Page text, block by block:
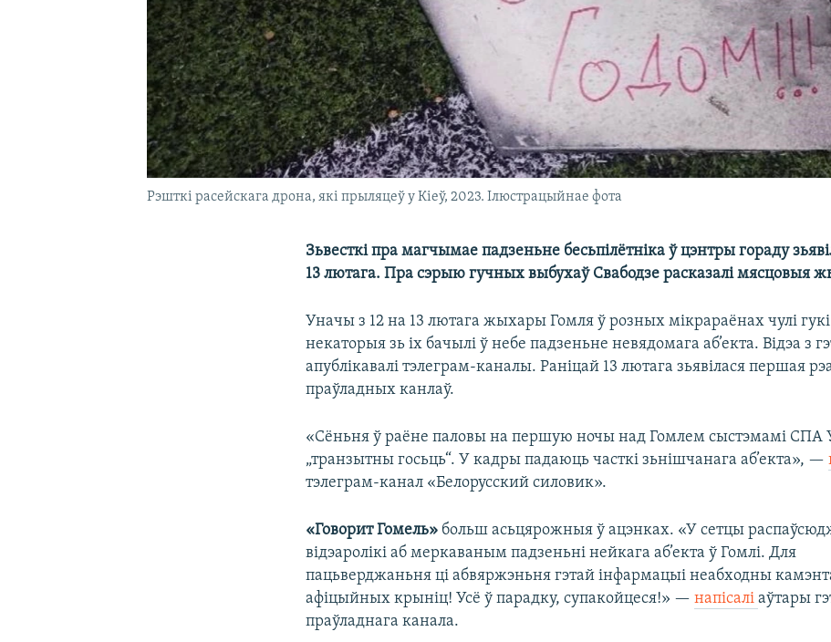
Рэшткі расейскага дрона, які прыляцеў у Кіеў, 2023. Ілюстрацыйнае фота
Зьвесткі пра магчымае падзеньне бесьпілётніка ў цэнтры гораду
13 лютага. Пра сэрыю гучных выбухаў Свабодзе расказалі мясцовыя
Уначы з 12 на 13 лютага жыхары Гомля ў розных мікрараёнах чулі
некаторыя зь іх бачылі ў небе падзеньне невядомага аб’екта. Відэа з
апублікавалі тэлеграм-каналы. Раніцай 13 лютага зьявілася першая
праўладных канлаў.
«Сёньня ў раёне паловы на першую ночы над Гомлем сыстэмамі СПА
„транзытны госьць“. У кадры падаюць часткі зьнішчанага аб’екта», —
тэлеграм-канал «Белорусский силовик».
«Говорит Гомель» больш асьцярожныя ў ацэнках. «У сетцы
відэаролікі аб меркаваным падзеньні нейкага аб’екта ў Гомлі. Для
пацьверджаньня ці абвяржэньня гэтай інфармацыі неабходны
афіцыйных крыніц! Усё ў парадку, супакойцеся!» —напісаліаўтары
праўладнага канала.